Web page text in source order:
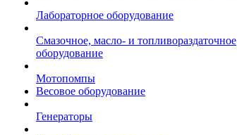
Лабораторное оборудование
Смазочное, масло- и топливораздаточное
оборудование
Мотопомпы
Весовое оборудование
Генераторы